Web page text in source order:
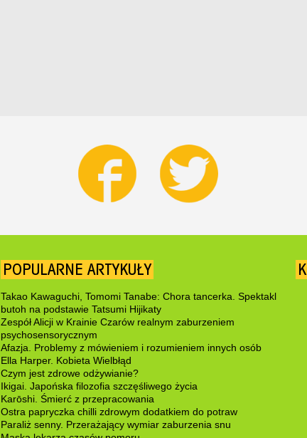
POPULARNE ARTYKUŁY
Takao Kawaguchi, Tomomi Tanabe: Chora tancerka. Spektakl
butoh na podstawie Tatsumi Hijikaty
Zespół Alicji w Krainie Czarów realnym zaburzeniem
psychosensorycznym
Afazja. Problemy z mówieniem i rozumieniem innych osób
Ella Harper. Kobieta Wielbłąd
Czym jest zdrowe odżywianie?
Ikigai. Japońska filozofia szczęśliwego życia
Karōshi. Śmierć z przepracowania
Ostra papryczka chilli zdrowym dodatkiem do potraw
Paraliż senny. Przerażający wymiar zaburzenia snu